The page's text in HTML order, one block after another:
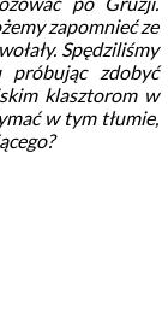
zapomnieć ze
Spędziliśmy
zdobyć
klasztorom w
w tym tłumie,